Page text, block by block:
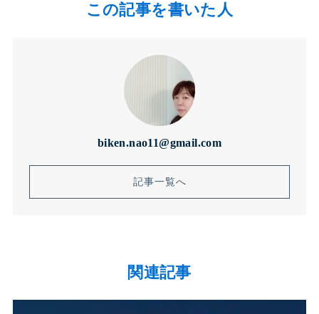
この記事を書いた人
biken.nao11@gmail.com
記事一覧へ
関連記事